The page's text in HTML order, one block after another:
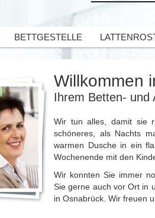
BETTGESTELLE
Willkommen
Ihrem Betten- und
Wir tun alles, damit sie
schöneres, als Nachts
warmen Dusche in ein
Wochenende mit den
Wir konnten Sie immer
Sie gerne auch vor Ort in
in Osnabrück. Wir freuen